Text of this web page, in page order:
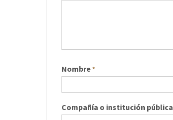
Nombre*
Compañía o institución pública